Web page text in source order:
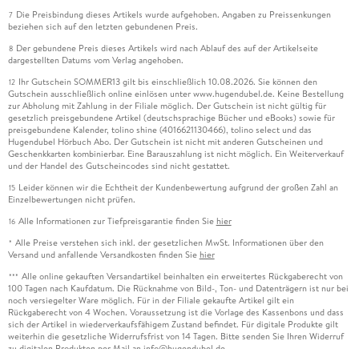
7 Die Preisbindung dieses Artikels wurde aufgehoben. Angaben zu Preissenkungen
beziehen sich auf den letzten gebundenen Preis.
8 Der gebundene Preis dieses Artikels wird nach Ablauf des auf der Artikelseite
dargestellten Datums vom Verlag angehoben.
12 Ihr Gutschein SOMMER13 gilt bis einschließlich 10.08.2026. Sie können den
Gutschein ausschließlich online einlösen unter www.hugendubel.de. Keine Bestellung
zur Abholung mit Zahlung in der Filiale möglich. Der Gutschein ist nicht gültig für
gesetzlich preisgebundene Artikel (deutschsprachige Bücher und eBooks) sowie für
preisgebundene Kalender, tolino shine (4016621130466), tolino select und das
Hugendubel Hörbuch Abo. Der Gutschein ist nicht mit anderen Gutscheinen und
Geschenkkarten kombinierbar. Eine Barauszahlung ist nicht möglich. Ein Weiterverkauf
und der Handel des Gutscheincodes sind nicht gestattet.
15 Leider können wir die Echtheit der Kundenbewertung aufgrund der großen Zahl an
Einzelbewertungen nicht prüfen.
16 Alle Informationen zur Tiefpreisgarantie finden Sie hier
* Alle Preise verstehen sich inkl. der gesetzlichen MwSt. Informationen über den
Versand und anfallende Versandkosten finden Sie hier
*** Alle online gekauften Versandartikel beinhalten ein erweitertes Rückgaberecht von
100 Tagen nach Kaufdatum. Die Rücknahme von Bild-, Ton- und Datenträgern ist nur bei
noch versiegelter Ware möglich. Für in der Filiale gekaufte Artikel gilt ein
Rückgaberecht von 4 Wochen. Voraussetzung ist die Vorlage des Kassenbons und dass
sich der Artikel in wiederverkaufsfähigem Zustand befindet. Für digitale Produkte gilt
weiterhin die gesetzliche Widerrufsfrist von 14 Tagen. Bitte senden Sie Ihren Widerruf